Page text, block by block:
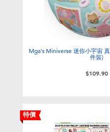
Mga's Miniverse 迷你小宇宙
件裝)
$109.90
特價